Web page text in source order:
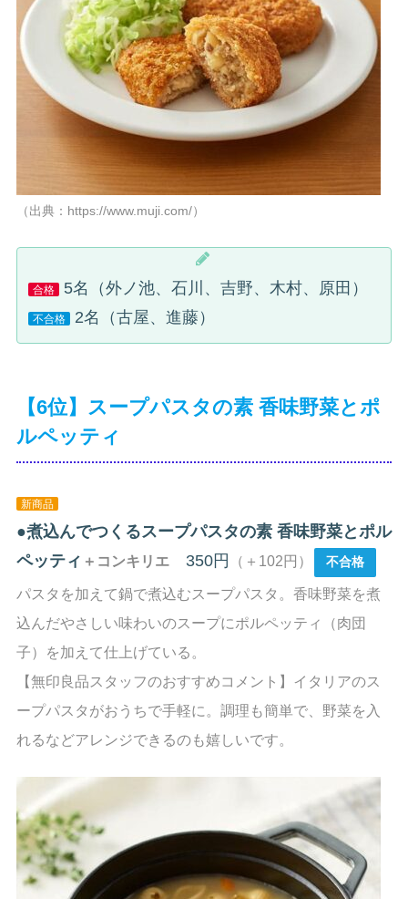
（出典：https://www.muji.com/）
合格 5名（外ノ池、石川、吉野、木村、原田）
不合格 2名（古屋、進藤）
【6位】スープパスタの素 香味野菜とポ
ルペッティ
新商品
●煮込んでつくるスープパスタの素 香味野菜とポル
ペッティ ＋コンキリエ 350円 （＋102円） 不合格
パスタを加えて鍋で煮込むスープパスタ。香味野菜を煮
込んだやさしい味わいのスープにポルペッティ（肉団
子）を加えて仕上げている。
【無印良品スタッフのおすすめコメント】イタリアのス
ープパスタがおうちで手軽に。調理も簡単で、野菜を入
れるなどアレンジできるのも嬉しいです。